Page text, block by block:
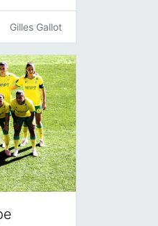
Gilles Gallot